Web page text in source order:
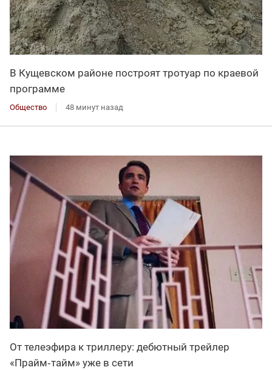
В Кущевском районе построят тротуар по краевой
программе
Общество 48 минут назад
От телеэфира к триллеру: дебютный трейлер
«Прайм‑тайм» уже в сети